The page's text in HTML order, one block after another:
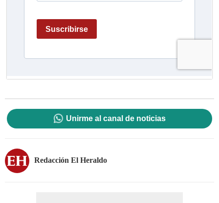
Unirme al canal de noticias
Redacción El Heraldo